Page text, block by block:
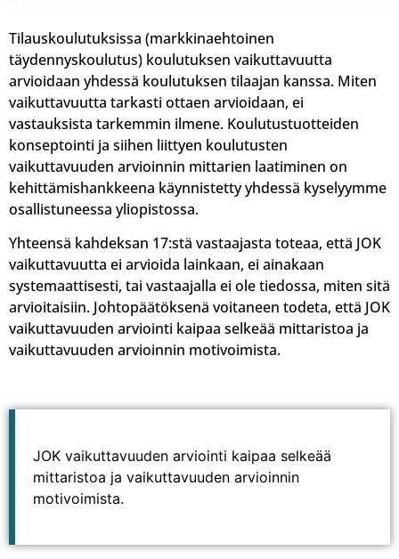
Tilauskoulutuksissa (markkinaehtoinen
täydennyskoulutus) koulutuksen vaikuttavuutta
arvioidaan yhdessä koulutuksen tilaajan kanssa. Miten
vaikuttavuutta tarkasti ottaen arvioidaan, ei
vastauksista tarkemmin ilmene. Koulutustuotteiden
konseptointi ja siihen liittyen koulutusten
vaikuttavuuden arvioinnin mittarien laatiminen on
kehittämishankkeena käynnistetty yhdessä kyselyymme
osallistuneessa yliopistossa.
Yhteensä kahdeksan 17:stä vastaajasta toteaa, että JOK
vaikuttavuutta ei arvioida lainkaan, ei ainakaan
systemaattisesti, tai vastaajalla ei ole tiedossa, miten sitä
arvioitaisiin. Johtopäätöksenä voitaneen todeta, että JOK
vaikuttavuuden arviointi kaipaa selkeää mittaristoa ja
vaikuttavuuden arvioinnin motivoimista.
JOK vaikuttavuuden arviointi kaipaa selkeää
mittaristoa ja vaikuttavuuden arvioinnin
motivoimista.